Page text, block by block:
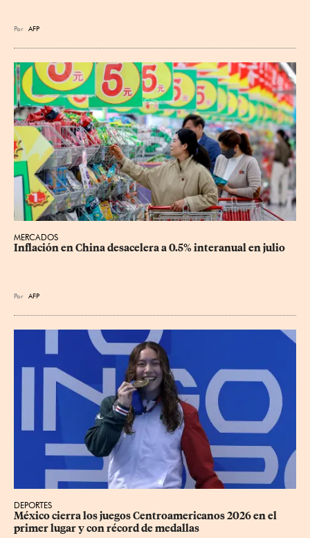
Por AFP
MERCADOS
Inflación en China desacelera a 0.5% interanual en julio
Por AFP
DEPORTES
México cierra los juegos Centroamericanos 2026 en el
primer lugar y con récord de medallas